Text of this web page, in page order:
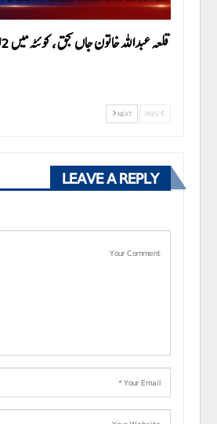
قلعہ عبداللہ خاتون جاں بحق ، کوئٹہ میں 2افراد زخمی ,تحقیقات جاری
NEXT
LEAVE A REPLY